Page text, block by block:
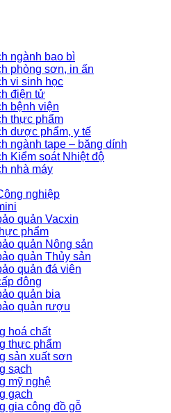
ngành bao bì
phòng sơn, in ấn
vi sinh học
điện tử
bệnh viện
thực phẩm
dược phẩm, y tế
ngành tape – băng dính
Kiểm soát Nhiệt độ
nhà máy
nghiệp
quản Vacxin
phẩm
quản Nông sản
quản Thủy sản
quản đá viên
đông
quản bia
quản rượu
hoá chất
thực phẩm
sản xuất sơn
sạch
mỹ nghệ
gạch
gia công đồ gỗ